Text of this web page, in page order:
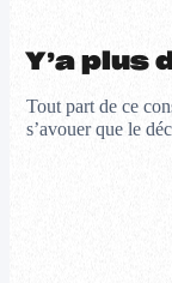
Y’a plus
Tout part de ce
s’avouer que le